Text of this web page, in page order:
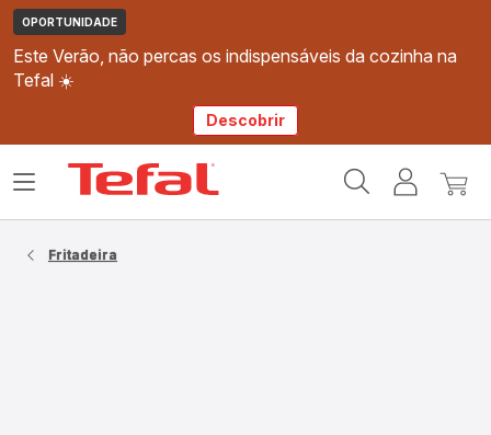
OPORTUNIDADE
Este Verão, não percas os indispensáveis da cozinha na
Tefal ☀️
Descobrir
Tefal
O
Abrir
Fritadeira